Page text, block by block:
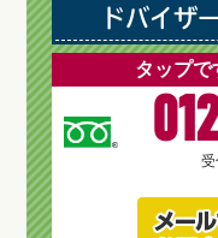
ドバイザ
タップで
受